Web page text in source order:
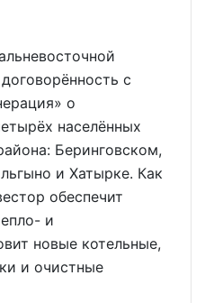
с
о
населённых
Беринговском,
и Хатырке. Как
обеспечит
и
новые котельные,
и очистные